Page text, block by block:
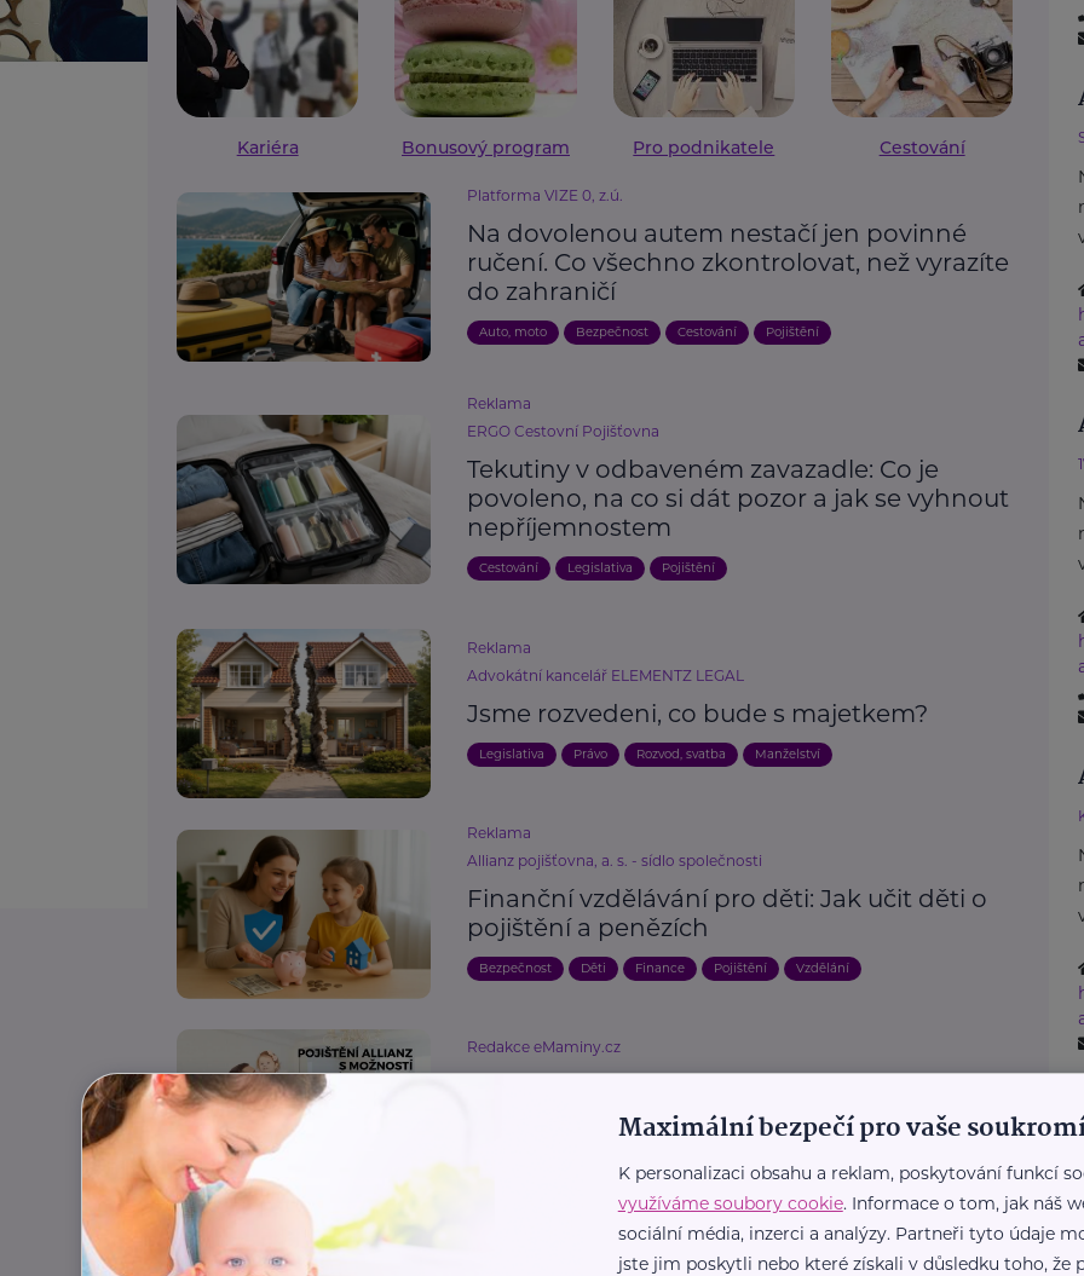
Kariéra Bonusový program Pro podnikatele Cestování
Platforma VIZE 0, z.ú.
Na dovolenou autem nestačí jen povinné
ručení. Co všechno zkontrolovat, než vyrazíte
do zahraničí
Auto, moto Bezpečnost Cestování Pojištění
Reklama
ERGO Cestovní Pojišťovna
Tekutiny v odbaveném zavazadle: Co je
povoleno, na co si dát pozor a jak se vyhnout
nepříjemnostem
Cestování Legislativa Pojištění
Reklama
Advokátní kancelář ELEMENTZ LEGAL
Jsme rozvedeni, co bude s majetkem?
Legislativa Právo Rozvod, svatba Manželství
Reklama
Allianz pojišťovna, a. s. - sídlo společnosti
Finanční vzdělávání pro děti: Jak učit děti o
pojištění a penězích
Bezpečnost Děti Finance Pojištění Vzdělání
Redakce eMaminy.cz
poukazy na Alza.cz
Allianz pojišťovna, a. s. - sídlo společnosti
Maximální bezpečí pro vaše
K personalizaci obsahu a reklam, poskytování funkcí
využíváme soubory cookie. Informace o tom, jak náš
sociální média, inzerci a analýzy. Partneři tyto údaje
jste jim poskytli nebo které získali v důsledku toho, že